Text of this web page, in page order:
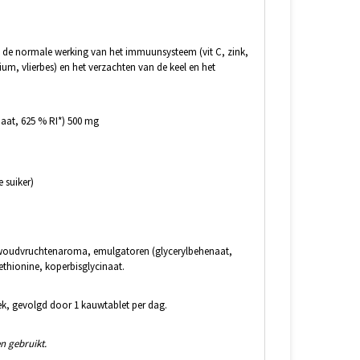
de normale werking van het immuunsysteem (vit C, zink,
vlierbes) en het verzachten van de keel en het
625 % RI*) 500 mg
suiker)
emulgatoren (glycerylbehenaat,
koperbisglycinaat.
gevolgd door 1 kauwtablet per dag.
gebruikt.